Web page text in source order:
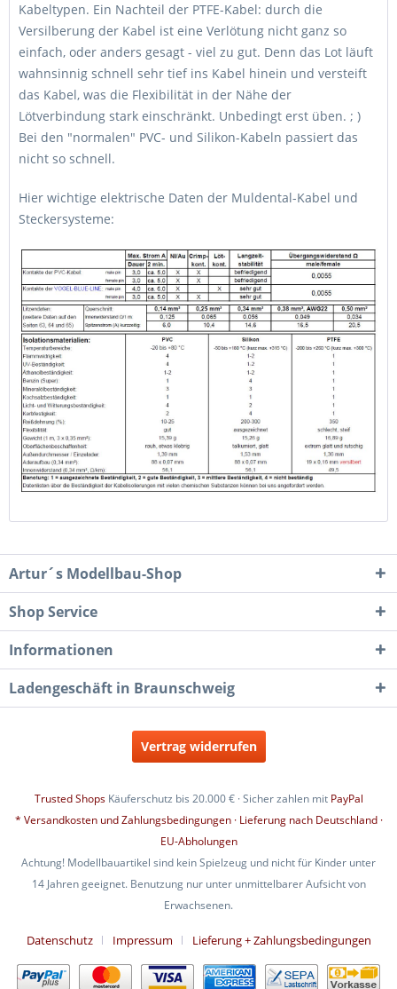
Kabeltypen. Ein Nachteil der PTFE-Kabel: durch die
Versilberung der Kabel ist eine Verlötung nicht ganz so
einfach, oder anders gesagt - viel zu gut. Denn das Lot läuft
wahnsinnig schnell sehr tief ins Kabel hinein und versteift
das Kabel, was die Flexibilität in der Nähe der
Lötverbindung stark einschränkt. Unbedingt erst üben. ; )
Bei den "normalen" PVC- und Silikon-Kabeln passiert das
nicht so schnell.
Hier wichtige elektrische Daten der Muldental-Kabel und
Steckersysteme:
Artur´s Modellbau-Shop
Shop Service
Informationen
Ladengeschäft in Braunschweig
Vertrag widerrufen
Trusted ShopsKäuferschutz bis 20.000 € · Sicher zahlen mit PayPal
* Versandkosten und Zahlungsbedingungen · Lieferung nach Deutschland ·
EU-Abholungen
Achtung! Modellbauartikel sind kein Spielzeug und nicht für Kinder unter
14 Jahren geeignet. Benutzung nur unter unmittelbarer Aufsicht von
Erwachsenen.
Datenschutz Impressum Lieferung + Zahlungsbedingungen